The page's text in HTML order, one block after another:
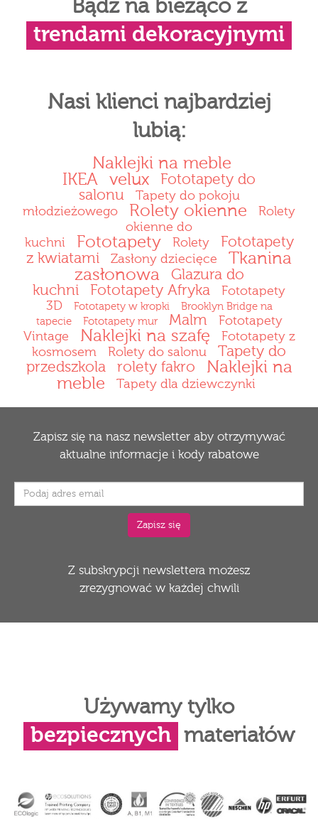
Bądź na bieżąco z
trendami dekoracyjnymi
Nasi klienci najbardziej
lubią:
Naklejki na meble
IKEA
velux
Fototapety do
salonu
Tapety do pokoju
młodzieżowego
Rolety okienne
Rolety
okienne do
kuchni
Fototapety Rolety
Fototapety
z kwiatami
Zasłony dziecięce
Tkanina
zasłonowa
Glazura do
kuchni
Fototapety Afryka
Fototapety
3D
Fototapety w kropki
Brooklyn Bridge na
tapecie
Fototapety mur Malm
Fototapety
Vintage
Naklejki na szafę
Fototapety z
kosmosem
Rolety do salonu
Tapety do
przedszkola
rolety fakro
Naklejki na
meble
Tapety dla dziewczynki
Zapisz się na nasz newsletter aby otrzymywać
aktualne informacje i kody rabatowe
Z subskrypcji newslettera możesz
zrezygnować w każdej chwili
Używamy tylko
bezpiecznych materiałów